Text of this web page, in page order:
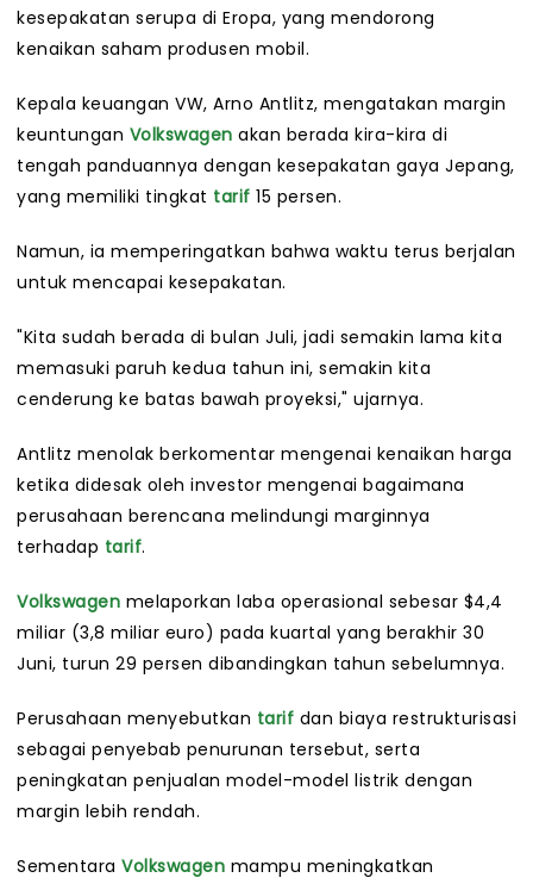
kesepakatan serupa di Eropa, yang mendorong
kenaikan saham produsen mobil.
Kepala keuangan VW, Arno Antlitz, mengatakan margin
keuntungan Volkswagen akan berada kira-kira di
tengah panduannya dengan kesepakatan gaya Jepang,
yang memiliki tingkat tarif 15 persen.
Namun, ia memperingatkan bahwa waktu terus berjalan
untuk mencapai kesepakatan.
"Kita sudah berada di bulan Juli, jadi semakin lama kita
memasuki paruh kedua tahun ini, semakin kita
cenderung ke batas bawah proyeksi," ujarnya.
Antlitz menolak berkomentar mengenai kenaikan harga
ketika didesak oleh investor mengenai bagaimana
perusahaan berencana melindungi marginnya
terhadap tarif.
Volkswagen melaporkan laba operasional sebesar $4,4
miliar (3,8 miliar euro) pada kuartal yang berakhir 30
Juni, turun 29 persen dibandingkan tahun sebelumnya.
Perusahaan menyebutkan tarif dan biaya restrukturisasi
sebagai penyebab penurunan tersebut, serta
peningkatan penjualan model-model listrik dengan
margin lebih rendah.
Sementara Volkswagen mampu meningkatkan